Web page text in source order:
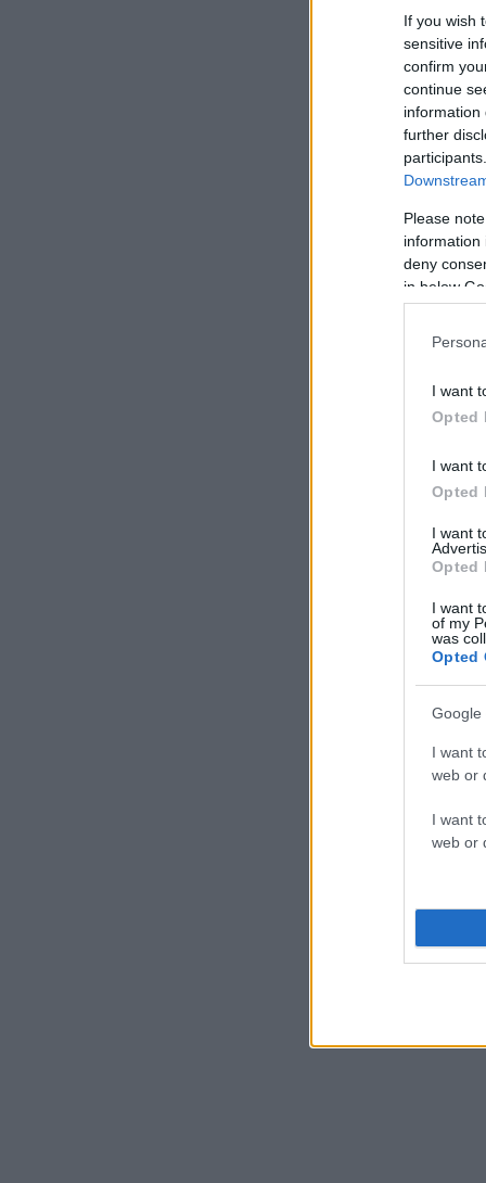
If you wish
sensitive
confirm
continue
information
further
Please
information
deny
in below
I want
Opted
I want
Opted
I want
Opted
I want
of my
was
Opted
Google
I want
web or
I want
web or